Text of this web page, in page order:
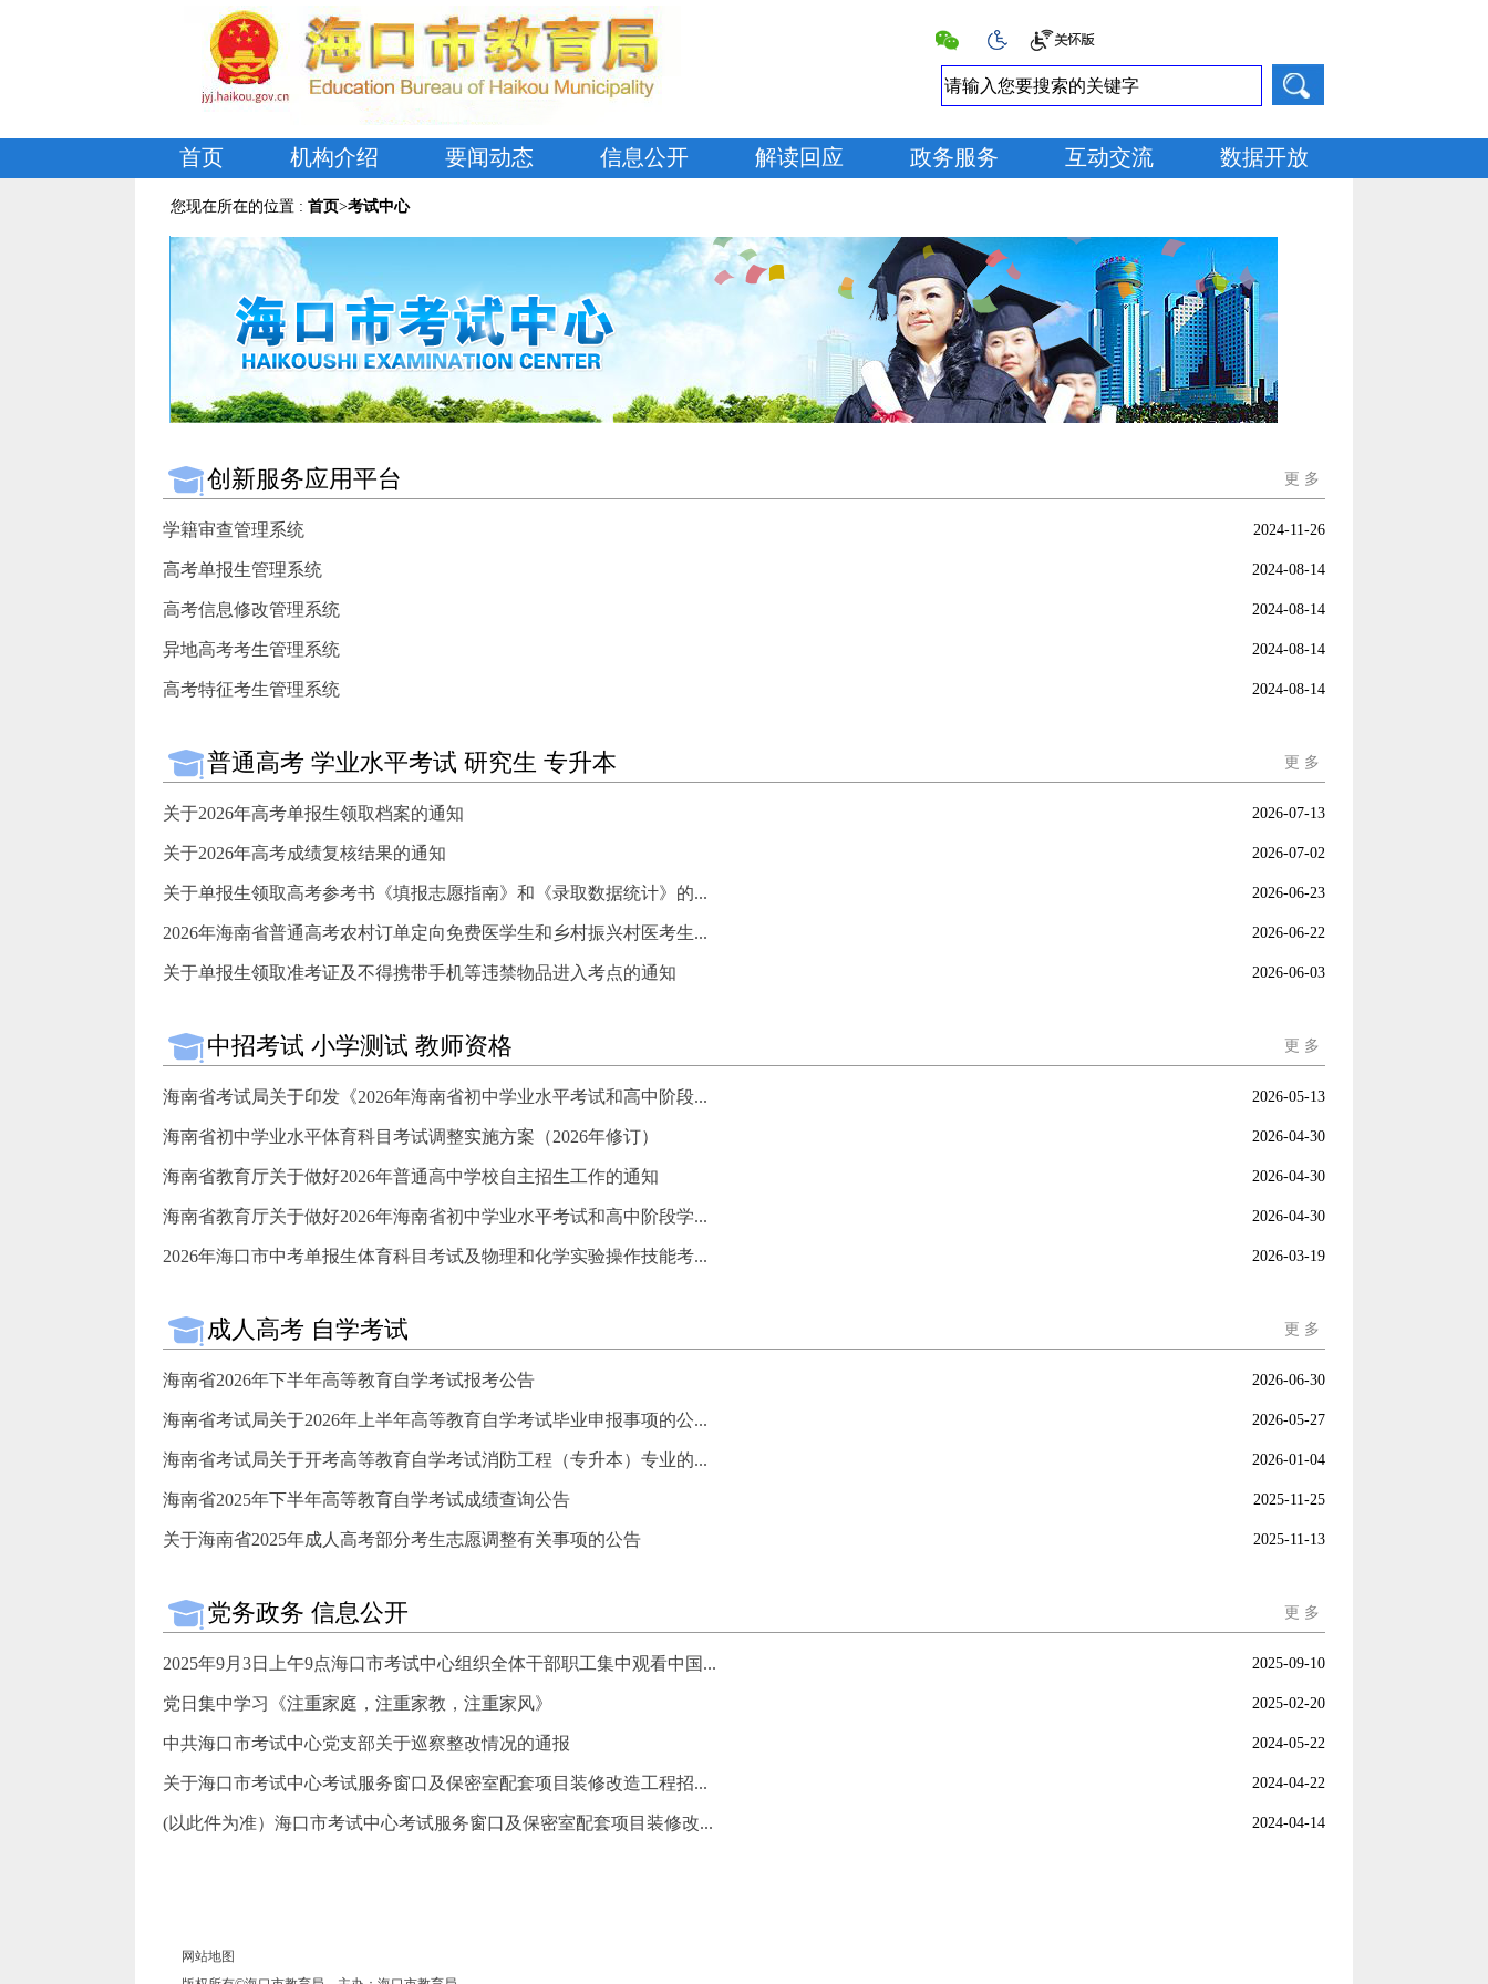
首页 机构介绍 要闻动态 信息公开 解读回应 政务服务 互动交流 数据开放
您现在所在的位置 : 首页>考试中心
创新服务应用平台 更 多
2024-11-26
学籍审查管理系统
2024-08-14
高考单报生管理系统
2024-08-14
高考信息修改管理系统
2024-08-14
异地高考考生管理系统
2024-08-14
高考特征考生管理系统
普通高考 学业水平考试 研究生 专升本 更 多
2026-07-13
关于2026年高考单报生领取档案的通知
2026-07-02
关于2026年高考成绩复核结果的通知
2026-06-23
关于单报生领取高考参考书《填报志愿指南》和《录取数据统计》的...
2026-06-22
2026年海南省普通高考农村订单定向免费医学生和乡村振兴村医考生...
2026-06-03
关于单报生领取准考证及不得携带手机等违禁物品进入考点的通知
中招考试 小学测试 教师资格 更 多
2026-05-13
海南省考试局关于印发《2026年海南省初中学业水平考试和高中阶段...
2026-04-30
海南省初中学业水平体育科目考试调整实施方案（2026年修订）
2026-04-30
海南省教育厅关于做好2026年普通高中学校自主招生工作的通知
2026-04-30
海南省教育厅关于做好2026年海南省初中学业水平考试和高中阶段学...
2026-03-19
2026年海口市中考单报生体育科目考试及物理和化学实验操作技能考...
成人高考 自学考试 更 多
2026-06-30
海南省2026年下半年高等教育自学考试报考公告
2026-05-27
海南省考试局关于2026年上半年高等教育自学考试毕业申报事项的公...
2026-01-04
海南省考试局关于开考高等教育自学考试消防工程（专升本）专业的...
2025-11-25
海南省2025年下半年高等教育自学考试成绩查询公告
2025-11-13
关于海南省2025年成人高考部分考生志愿调整有关事项的公告
党务政务 信息公开 更 多
2025-09-10
2025年9月3日上午9点海口市考试中心组织全体干部职工集中观看中国...
2025-02-20
党日集中学习《注重家庭，注重家教，注重家风》
2024-05-22
中共海口市考试中心党支部关于巡察整改情况的通报
2024-04-22
关于海口市考试中心考试服务窗口及保密室配套项目装修改造工程招...
2024-04-14
(以此件为准）海口市考试中心考试服务窗口及保密室配套项目装修改...
网站地图